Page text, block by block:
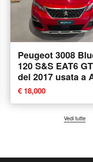
Peugeot 3008
120 S&S EAT6
del 2017 usata a
Lucana
€ 18,000
Vedi tutte